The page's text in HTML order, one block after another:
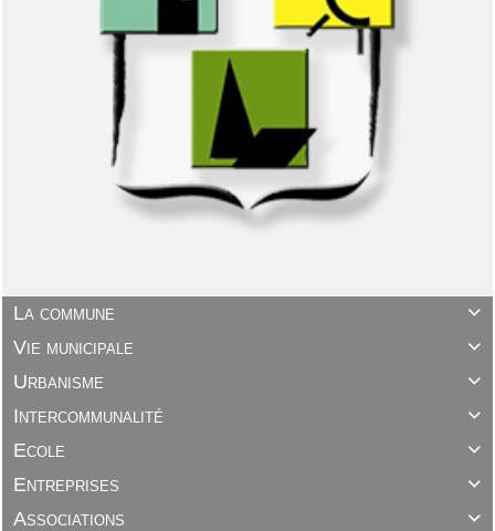

La commune

Vie municipale

Urbanisme

Intercommunalité

Ecole

Entreprises

Associations